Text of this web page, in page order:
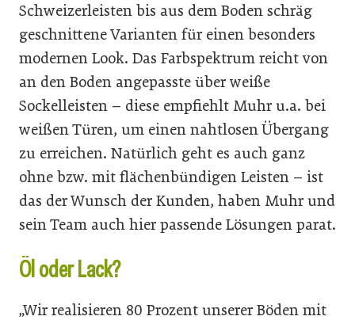
Schweizerleisten bis aus dem Boden schräg
geschnittene Varianten für einen besonders
modernen Look. Das Farbspektrum reicht von
an den Boden angepasste über weiße
Sockelleisten – diese empfiehlt Muhr u.a. bei
weißen Türen, um einen nahtlosen Übergang
zu erreichen. Natürlich geht es auch ganz
ohne bzw. mit flächenbündigen Leisten – ist
das der Wunsch der Kunden, haben Muhr und
sein Team auch hier passende Lösungen parat.
Öl oder Lack?
„Wir realisieren 80 Prozent unserer Böden mit